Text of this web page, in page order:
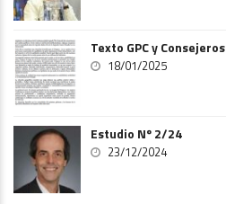
Texto GPC y Consejeros
18/01/2025
Estudio Nº 2/24
23/12/2024